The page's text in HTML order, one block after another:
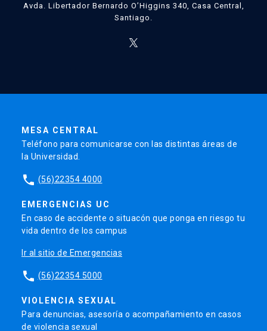
Avda. Libertador Bernardo O’Higgins 340, Casa Central,
Santiago.
MESA CENTRAL
Teléfono para comunicarse con las distintas áreas de
la Universidad.
phone (56)22354 4000
EMERGENCIAS UC
En caso de accidente o situacón que ponga en riesgo tu
vida dentro de los campus
Ir al sitio de Emergencias
phone (56)22354 5000
VIOLENCIA SEXUAL
Para denuncias, asesoría o acompañamiento en casos
de violencia sexual